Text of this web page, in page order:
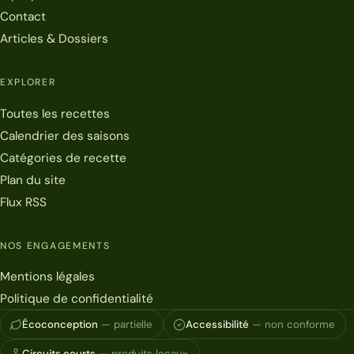
Contact
Articles & Dossiers
EXPLORER
Toutes les recettes
Calendrier des saisons
Catégories de recette
Plan du site
Flux RSS
NOS ENGAGEMENTS
Mentions légales
Politique de confidentialité
Écoconception — partielle Accessibilité — non conforme